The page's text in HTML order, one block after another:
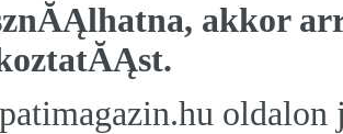
akkor
oldalon